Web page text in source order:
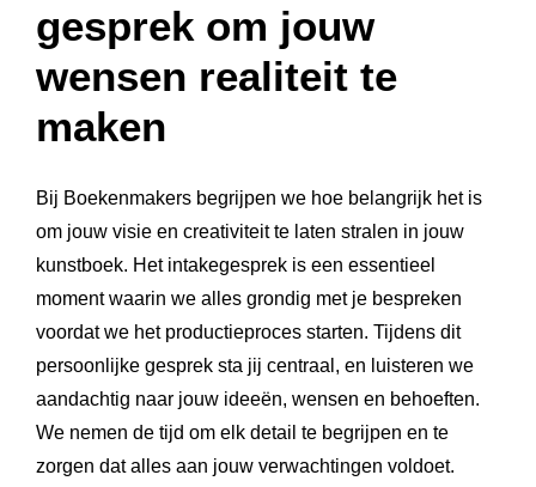
gesprek om jouw
wensen realiteit te
maken
Bij Boekenmakers begrijpen we hoe belangrijk het is
om jouw visie en creativiteit te laten stralen in jouw
kunstboek. Het intakegesprek is een essentieel
moment waarin we alles grondig met je bespreken
voordat we het productieproces starten. Tijdens dit
persoonlijke gesprek sta jij centraal, en luisteren we
aandachtig naar jouw ideeën, wensen en behoeften.
We nemen de tijd om elk detail te begrijpen en te
zorgen dat alles aan jouw verwachtingen voldoet.